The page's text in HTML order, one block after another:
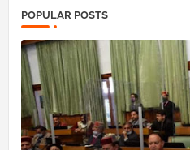
POPULAR POSTS